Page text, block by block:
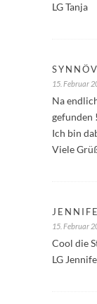
LG Tanja
15. Februar
Na
gefunden !
Ich bin
Viele
15. Februar
Cool die
LG